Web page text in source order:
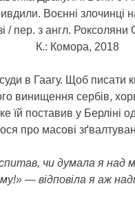
Воєнні злочинці
/ пер. з англ. Роксоляни
К.: Комора, 2018
в Гаагу. Щоб писати
винищення сербів,
їй поставив у Берліні
про масові
чи думала я над
— відповіла я аж